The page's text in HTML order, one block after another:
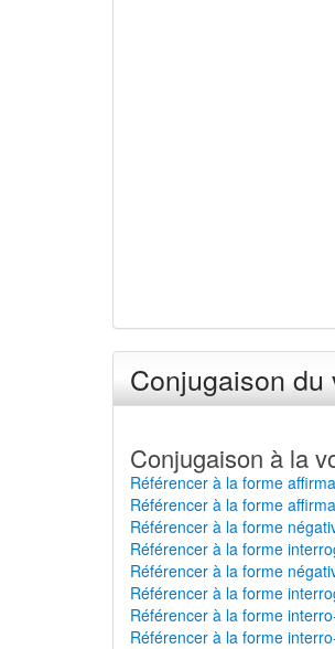
Conjugaison
Conjugaison à la
Référencer à la forme
Référencer à la forme
Référencer à la forme
Référencer à la forme
Référencer à la forme
Référencer à la forme
Référencer à la forme
Référencer à la forme